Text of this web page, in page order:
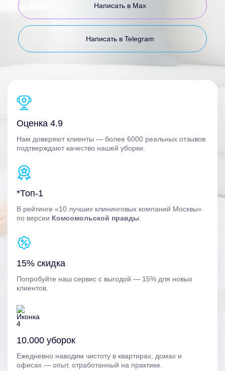
Написать в Max
Написать в Telegram
Оценка 4.9
Нам доверяют клиенты — более 6000 реальных отзывов
подтверждают качество нашей уборки.
*Топ-1
В рейтинге «10 лучших клининговых компаний Москвы»
по версии Комсомольской правды
15% скидка
Попробуйте наш сервис с выгодой — 15% для новых
клиентов.
10.000 уборок
Ежедневно наводим чистоту в квартирах, домах и
офисах — опыт, отработанный на практике.